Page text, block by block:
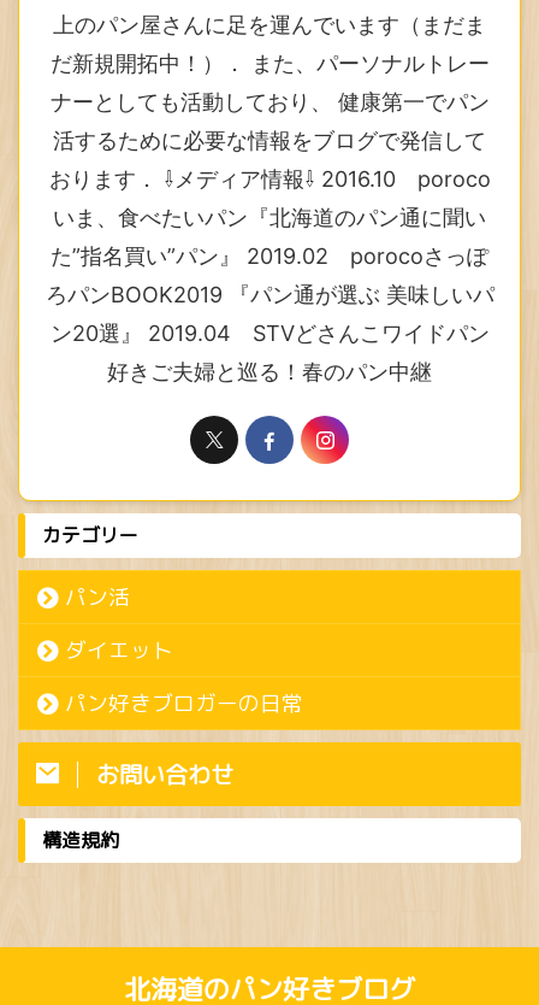
上のパン屋さんに足を運んでいます（まだま
だ新規開拓中！）． また、パーソナルトレー
ナーとしても活動しており、 健康第一でパン
活するために必要な情報をブログで発信して
おります． ⇩メディア情報⇩ 2016.10 poroco
いま、食べたいパン『北海道のパン通に聞い
た”指名買い”パン』 2019.02 porocoさっぽ
ろパンBOOK2019 『パン通が選ぶ 美味しいパ
ン20選』 2019.04 STVどさんこワイドパン
好きご夫婦と巡る！春のパン中継
カテゴリー
パン活
ダイエット
パン好きブロガーの日常
お問い合わせ
構造規約
北海道のパン好きブログ